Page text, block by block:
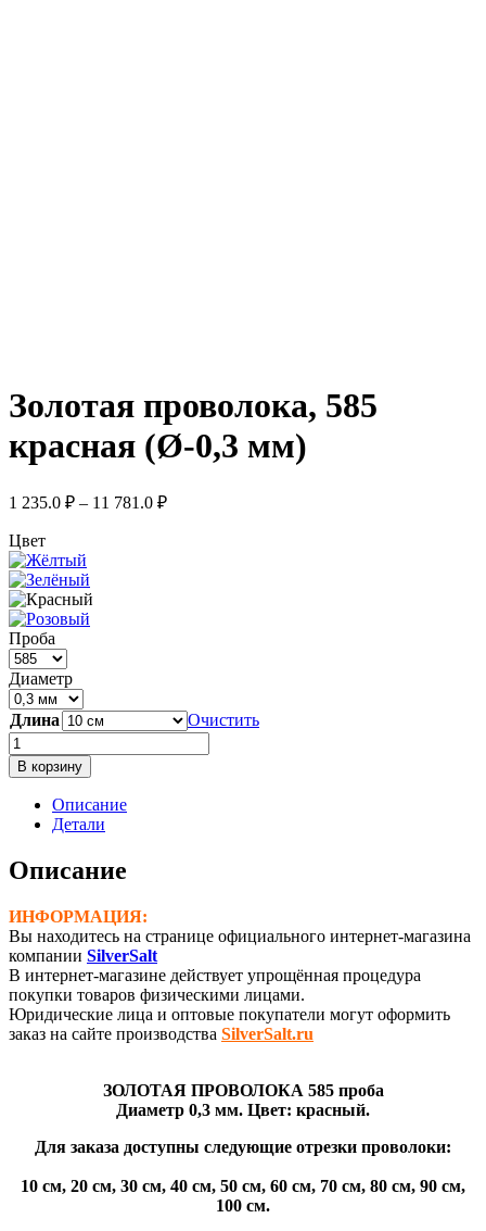
Золотая проволока, 585
красная (Ø-0,3 мм)
1 235.0 ₽ – 11 781.0 ₽Диапазон
Цвет
Проба
Диаметр
Длина
Очистить
Количество
товара
Золотая
проволока,
красная
(Ø-0,3
мм)
В корзину
Описание
Детали
Описание
ИНФОРМАЦИЯ:
Вы находитесь на странице официального интернет-магазина
компании SilverSalt
В интернет-магазине действует упрощённая процедура
покупки товаров физическими лицами.
Юридические лица и оптовые покупатели могут оформить
заказ на сайте производства SilverSalt.ru
ЗОЛОТАЯ ПРОВОЛОКА 585 проба
Диаметр 0,3 мм. Цвет: красный.
Для заказа доступны следующие отрезки проволоки:
10 см, 20 см, 30 см, 40 см, 50 см, 60 см, 70 см, 80 см, 90 см,
100 см.